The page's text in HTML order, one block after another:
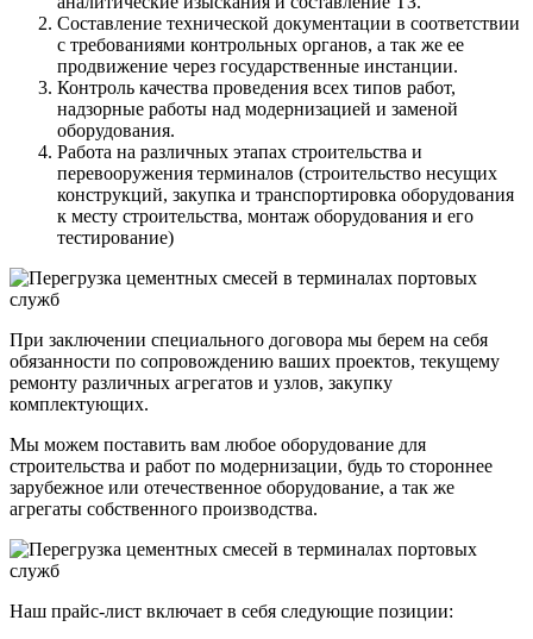
Составление технической документации в соответствии
с требованиями контрольных органов, а так же ее
продвижение через государственные инстанции.
Контроль качества проведения всех типов работ,
надзорные работы над модернизацией и заменой
оборудования.
Работа на различных этапах строительства и
перевооружения терминалов (строительство несущих
конструкций, закупка и транспортировка оборудования
к месту строительства, монтаж оборудования и его
тестирование)
При заключении специального договора мы берем на себя
обязанности по сопровождению ваших проектов, текущему
ремонту различных агрегатов и узлов, закупку
комплектующих.
Мы можем поставить вам любое оборудование для
строительства и работ по модернизации, будь то стороннее
зарубежное или отечественное оборудование, а так же
агрегаты собственного производства.
Наш прайс-лист включает в себя следующие позиции: